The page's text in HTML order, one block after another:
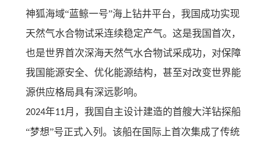
神狐海域“蓝鲸一号”海上钻井平台，我国成功实现
天然气水合物试采连续稳定产气。这是我国首次，
也是世界首次深海天然气水合物试采成功，对保障
我国能源安全、优化能源结构，甚至对改变世界能
源供应格局具有深远影响。
2024年11月，我国自主设计建造的首艘大洋钻探船
“梦想”号正式入列。该船在国际上首次集成了传统